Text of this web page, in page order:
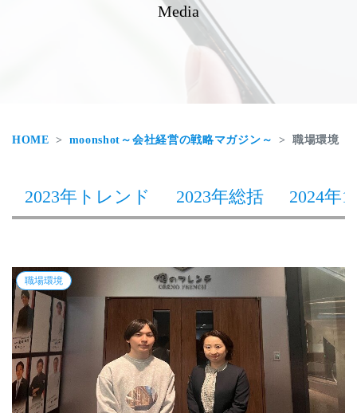
Media
HOME moonshot～会社経営の戦略マガジン～ 職場環境
2023年トレンド 2023年総括 2024年1
職場環境